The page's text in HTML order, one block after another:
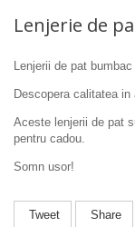
Lenjerie de
Lenjerii de pat
Descopera calitatea
Aceste lenjerii de pat
pentru cadou.
Somn usor!
Tweet Share